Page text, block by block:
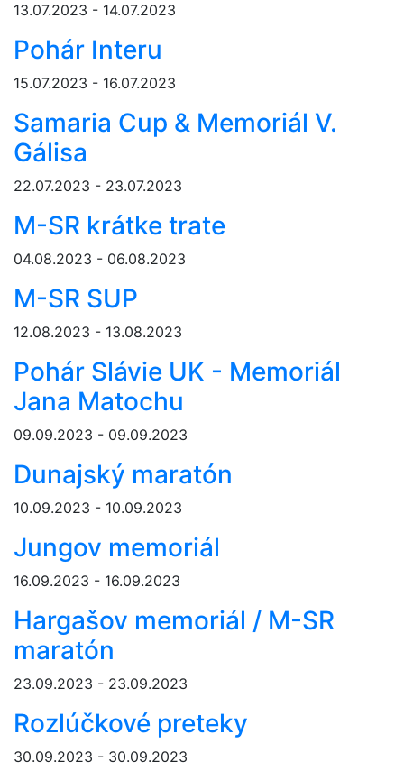
13.07.2023 - 14.07.2023
Pohár Interu
15.07.2023 - 16.07.2023
Samaria Cup & Memoriál V.
Gálisa
22.07.2023 - 23.07.2023
M-SR krátke trate
04.08.2023 - 06.08.2023
M-SR SUP
12.08.2023 - 13.08.2023
Pohár Slávie UK - Memoriál
Jana Matochu
09.09.2023 - 09.09.2023
Dunajský maratón
10.09.2023 - 10.09.2023
Jungov memoriál
16.09.2023 - 16.09.2023
Hargašov memoriál / M-SR
maratón
23.09.2023 - 23.09.2023
Rozlúčkové preteky
30.09.2023 - 30.09.2023